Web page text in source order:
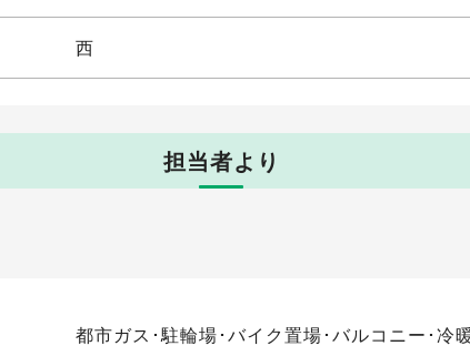
西
担当者より
都市ガス･駐輪場･バイク置場･バルコニー･冷